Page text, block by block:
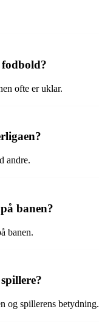
ofte er uklar.
andre.
banen?
banen.
og spillerens betydning.